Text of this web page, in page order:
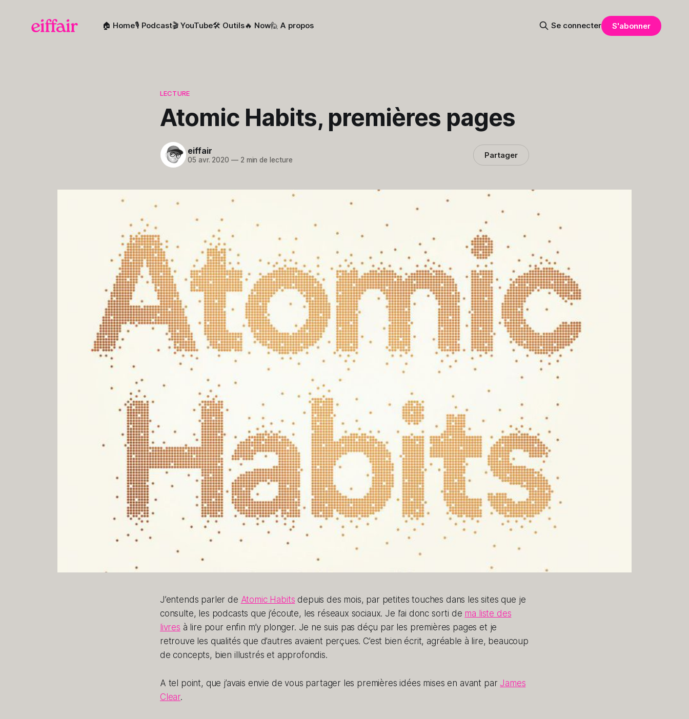
🏠 Home🎙️ Podcast🎬 YouTube🛠️ Outils🔥 Now🙋 A propos Se connecter S'abonner
LECTURE
Atomic Habits, premières pages
eiffair
05 avr. 2020 —2 min de lecture Partager
J’entends parler de Atomic Habits depuis des mois, par petites touches dans les sites que je
consulte, les podcasts que j’écoute, les réseaux sociaux. Je l’ai donc sorti de ma liste des
livres à lire pour enfin m’y plonger. Je ne suis pas déçu par les premières pages et je
retrouve les qualités que d’autres avaient perçues. C’est bien écrit, agréable à lire, beaucoup
de concepts, bien illustrés et approfondis.
A tel point, que j’avais envie de vous partager les premières idées mises en avant par James
Clear.